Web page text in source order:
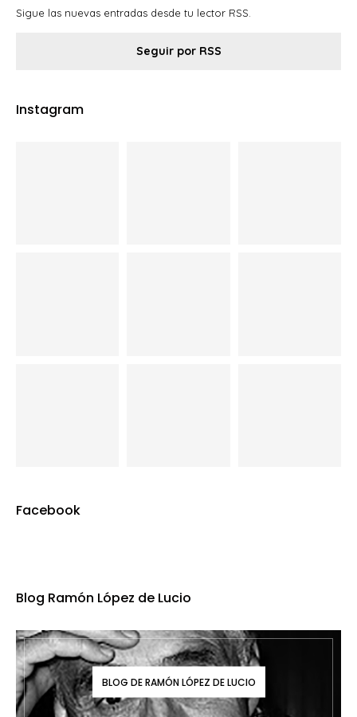
Sigue las nuevas entradas desde tu lector RSS.
Seguir por RSS
Instagram
Facebook
Blog Ramón López de Lucio
BLOG DE RAMÓN LÓPEZ DE LUCIO